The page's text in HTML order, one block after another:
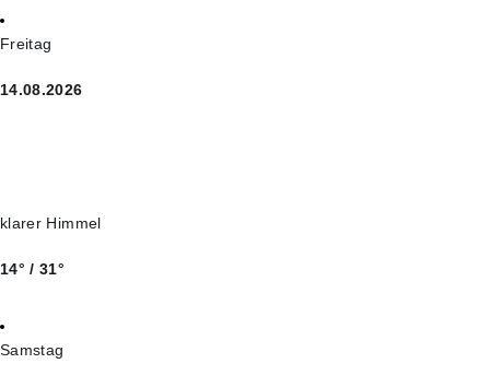
Freitag
14.08.2026
klarer Himmel
14° / 31°
Samstag